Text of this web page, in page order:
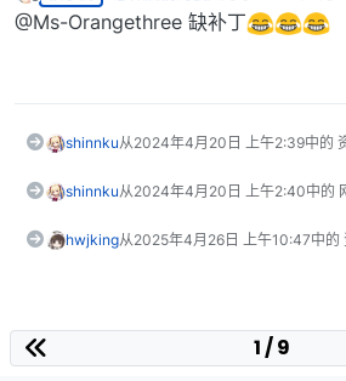
离线
@Ms-Orangethree 缺补丁
shinnku从2024年4月20日 上午2:39中的
shinnku从2024年4月20日 上午2:40中的
hwjking从2025年4月26日 上午10:47中的
1 / 9